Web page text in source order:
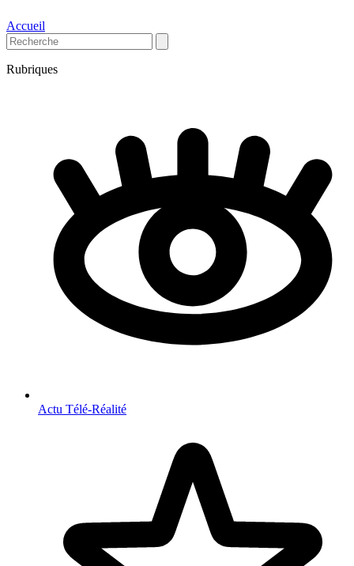
Accueil
Rubriques
Actu Télé-Réalité